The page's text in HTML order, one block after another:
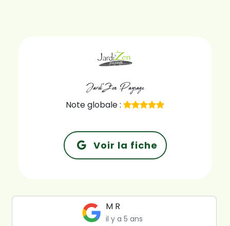
Jardi'Zen Paysage
Note globale :
Voir la fiche
Suze Longuet
il y a 5 ans